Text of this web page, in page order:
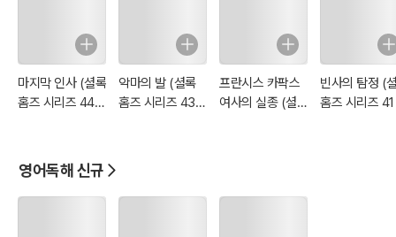
마지막 인사 (셜록
홈즈 시리즈 44 :
악마의 발 (셜록
홈즈 시리즈 43 :
프란시스 카팍스
여사의 실종 (셜록
빈사의 탐정 (
홈즈 시리즈
영어독해 신규